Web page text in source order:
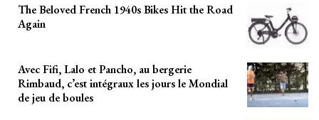
The Beloved French 1940s Bikes Hit the Road
Again
Avec Fifi, Lalo et Pancho, au bergerie
Rimbaud, c’est intégraux les jours le Mondial
de jeu de boules